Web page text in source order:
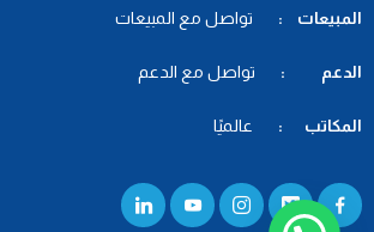
المبيعات : تواصل مع المبيعات
الدعم : تواصل مع الدعم
المكاتب : عالميًا